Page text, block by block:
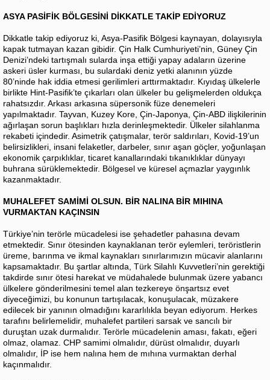
ASYA PASİFİK BÖLGESİNİ DİKKATLE TAKİP EDİYORUZ
Dikkatle takip ediyoruz ki, Asya-Pasifik Bölgesi kaynayan, dolayısıyla
kapak tutmayan kazan gibidir. Çin Halk Cumhuriyeti’nin, Güney Çin
Denizi’ndeki tartışmalı sularda inşa ettiği yapay adaların üzerine
askeri üsler kurması, bu sulardaki deniz yetki alanının yüzde
80’ninde hak iddia etmesi gerilimleri arttırmaktadır. Kıyıdaş ülkelerle
birlikte Hint-Pasifik’te çıkarları olan ülkeler bu gelişmelerden oldukça
rahatsızdır. Arkası arkasına süpersonik füze denemeleri
yapılmaktadır. Tayvan, Kuzey Kore, Çin-Japonya, Çin-ABD ilişkilerinin
ağırlaşan sorun başlıkları hızla derinleşmektedir. Ülkeler silahlanma
rekabeti içindedir. Asimetrik çatışmalar, terör saldırıları, Kovid-19’un
belirsizlikleri, insani felaketler, darbeler, sınır aşan göçler, yoğunlaşan
ekonomik çarpıklıklar, ticaret kanallarındaki tıkanıklıklar dünyayı
buhrana sürüklemektedir. Bölgesel ve küresel açmazlar yaygınlık
kazanmaktadır.
MUHALEFET SAMİMİ OLSUN. BİR NALINA BİR MIHINA
VURMAKTAN KAÇINSIN
Türkiye’nin terörle mücadelesi ise şehadetler pahasına devam
etmektedir. Sınır ötesinden kaynaklanan terör eylemleri, teröristlerin
üreme, barınma ve ikmal kaynakları sınırlarımızın mücavir alanlarını
kapsamaktadır. Bu şartlar altında, Türk Silahlı Kuvvetleri’nin gerektiği
takdirde sınır ötesi harekat ve müdahalede bulunmak üzere yabancı
ülkelere gönderilmesini temel alan tezkereye önşartsız evet
diyeceğimizi, bu konunun tartışılacak, konuşulacak, müzakere
edilecek bir yanının olmadığını kararlılıkla beyan ediyorum. Herkes
tarafını belirlemelidir, muhalefet partileri sarsak ve sancılı bir
duruştan uzak durmalıdır. Terörle mücadelenin aması, fakatı, eğeri
olmaz, olamaz. CHP samimi olmalıdır, dürüst olmalıdır, duyarlı
olmalıdır, İP ise hem nalına hem de mıhına vurmaktan derhal
kaçınmalıdır.